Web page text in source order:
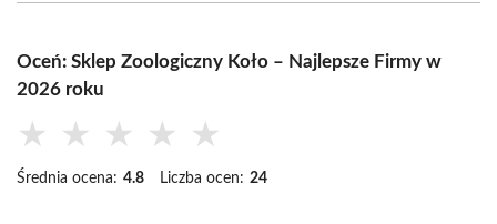
Oceń: Sklep Zoologiczny Koło – Najlepsze Firmy w
2026 roku
★ ★ ★ ★ ★
Średnia ocena: 4.8 Liczba ocen: 24